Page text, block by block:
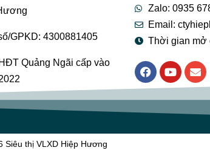
GPKD: 4300881405
Quảng Ngãi cấp vào
Zalo: 0935
Email:
Thời gian mở
F
a
c
e
b
o
Y
o
u
t
e
E
n
v
e
p
Siêu thị VLXD Hiệp Hương